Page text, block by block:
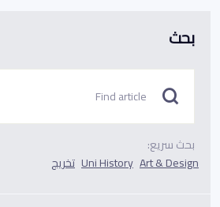
بحث
بحث سريع:
Art & Design
Uni History تخريج